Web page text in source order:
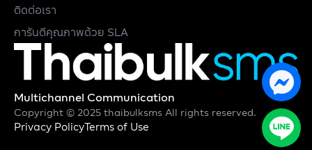
ติดต่อเรา
การันตีคุณภาพด้วย SLA
Multichannel Communication
Copyright © 2025 thaibulksms All rights reserved.
Privacy PolicyTerms of Use